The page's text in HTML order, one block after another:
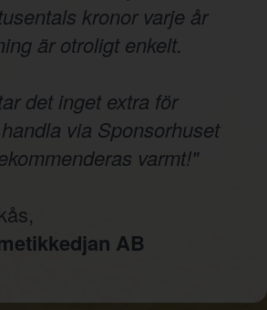
kronor varje år
är otroligt enkelt.
det inget extra för
via Sponsorhuset
varmt!"
AB